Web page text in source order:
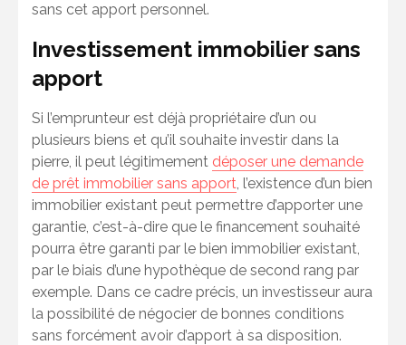
sans cet apport personnel.
Investissement immobilier sans
apport
Si l’emprunteur est déjà propriétaire d’un ou
plusieurs biens et qu’il souhaite investir dans la
pierre, il peut légitimement déposer une demande
de prêt immobilier sans apport, l’existence d’un bien
immobilier existant peut permettre d’apporter une
garantie, c’est-à-dire que le financement souhaité
pourra être garanti par le bien immobilier existant,
par le biais d’une hypothèque de second rang par
exemple. Dans ce cadre précis, un investisseur aura
la possibilité de négocier de bonnes conditions
sans forcément avoir d’apport à sa disposition.